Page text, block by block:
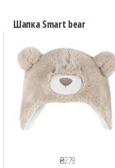
Шапка Smart bear
₴279